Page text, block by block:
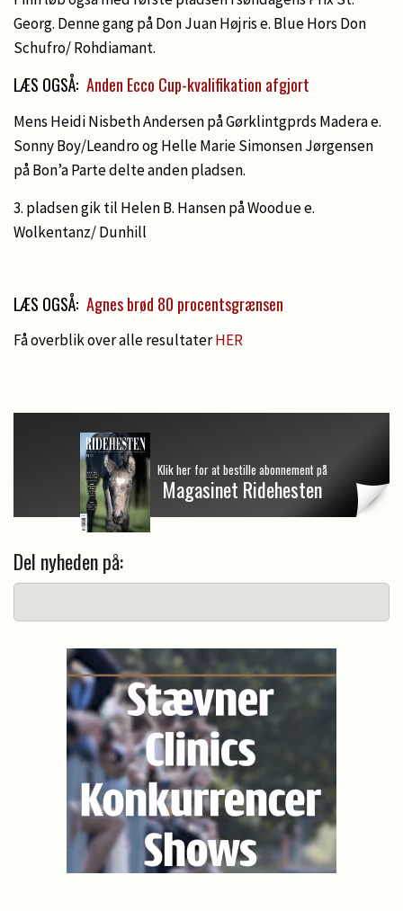
Georg. Denne gang på Don Juan Højris e. Blue Hors Don
Schufro/ Rohdiamant.
LÆS OGSÅ: Anden Ecco Cup-kvalifikation afgjort
Mens Heidi Nisbeth Andersen på Gørklintgprds Madera e.
Sonny Boy/Leandro og Helle Marie Simonsen Jørgensen
på Bon’a Parte delte anden pladsen.
3. pladsen gik til Helen B. Hansen på Woodue e.
Wolkentanz/ Dunhill
LÆS OGSÅ: Agnes brød 80 procentsgrænsen
Få overblik over alle resultaterHER
Klik her for at bestille abonnement på
Magasinet Ridehesten
Del nyheden på: